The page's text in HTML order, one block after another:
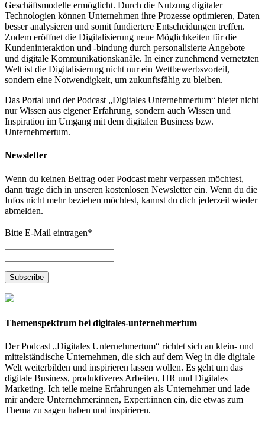
Geschäftsmodelle ermöglicht. Durch die Nutzung digitaler
Technologien können Unternehmen ihre Prozesse optimieren, Daten
besser analysieren und somit fundiertere Entscheidungen treffen.
Zudem eröffnet die Digitalisierung neue Möglichkeiten für die
Kundeninteraktion und -bindung durch personalisierte Angebote
und digitale Kommunikationskanäle. In einer zunehmend vernetzten
Welt ist die Digitalisierung nicht nur ein Wettbewerbsvorteil,
sondern eine Notwendigkeit, um zukunftsfähig zu bleiben.
Das Portal und der Podcast „Digitales Unternehmertum“ bietet nicht
nur Wissen aus eigener Erfahrung, sondern auch Wissen und
Inspiration im Umgang mit dem digitalen Business bzw.
Unternehmertum.
Newsletter
Wenn du keinen Beitrag oder Podcast mehr verpassen möchtest,
dann trage dich in unseren kostenlosen Newsletter ein. Wenn du die
Infos nicht mehr beziehen möchtest, kannst du dich jederzeit wieder
abmelden.
Bitte E-Mail eintragen*
Themenspektrum bei digitales-unternehmertum
Der Podcast „Digitales Unternehmertum“ richtet sich an klein- und
mittelständische Unternehmen, die sich auf dem Weg in die digitale
Welt weiterbilden und inspirieren lassen wollen. Es geht um das
digitale Business, produktiveres Arbeiten, HR und Digitales
Marketing. Ich teile meine Erfahrungen als Unternehmer und lade
mir andere Unternehmer:innen, Expert:innen ein, die etwas zum
Thema zu sagen haben und inspirieren.